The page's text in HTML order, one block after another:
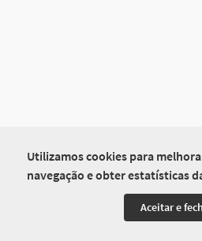
Utilizamos cookies para
navegação e obter estatísticas
Aceitar e